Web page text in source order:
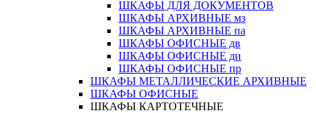
ШКАФЫ ДЛЯ ДОКУМЕНТОВ
ШКАФЫ АРХИВНЫЕ мз
ШКАФЫ АРХИВНЫЕ па
ШКАФЫ ОФИСНЫЕ дв
ШКАФЫ ОФИСНЫЕ ди
ШКАФЫ ОФИСНЫЕ пр
ШКАФЫ МЕТАЛЛИЧЕСКИЕ АРХИВНЫЕ
ШКАФЫ ОФИСНЫЕ
ШКАФЫ КАРТОТЕЧНЫЕ